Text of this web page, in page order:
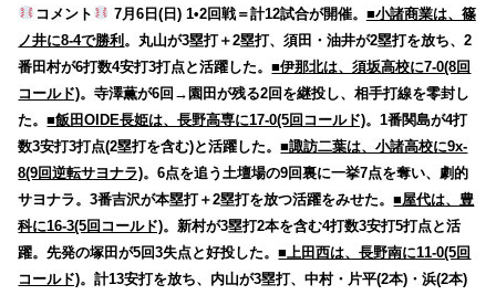
コメント 7月6日(日) 1•2回戦＝計12試合が開催。 ■小諸商業は、篠
ノ井に8-4で勝利。丸山が3塁打＋2塁打、須田・油井が2塁打を放ち、2
番田村が6打数4安打3打点と活躍した。■伊那北は、須坂高校に7-0(8回
コールド)。寺澤薫が6回→園田が残る2回を継投し、相手打線を零封し
た。■飯田OIDE長姫は、長野高専に17-0(5回コールド)。1番関島が4打
数3安打3打点(2塁打を含む)と活躍した。■諏訪二葉は、小諸高校に9x-
8(9回逆転サヨナラ)。6点を追う土壇場の9回裏に一挙7点を奪い、劇的
サヨナラ。3番吉沢が本塁打＋2塁打を放つ活躍をみせた。■屋代は、豊
科に16-3(5回コールド)。新村が3塁打2本を含む4打数3安打5打点と活
躍。先発の塚田が5回3失点と好投した。■上田西は、長野南に11-0(5回
コールド)。計13安打を放ち、内山が3塁打、中村・片平(2本)・浜(2本)